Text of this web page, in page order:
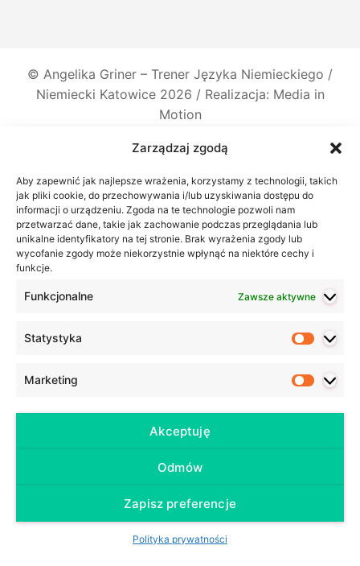
Zarządzaj zgodą
Aby zapewnić jak najlepsze wrażenia, korzystamy z technologii, takich
jak pliki cookie, do przechowywania i/lub uzyskiwania dostępu do
informacji o urządzeniu. Zgoda na te technologie pozwoli nam
przetwarzać dane, takie jak zachowanie podczas przeglądania lub
unikalne identyfikatory na tej stronie. Brak wyrażenia zgody lub
wycofanie zgody może niekorzystnie wpłynąć na niektóre cechy i
funkcje.
Funkcjonalne Zawsze aktywne
Statystyka
Marketing
Akceptuję
Odmów
Zapisz preferencje
Polityka prywatności
© Angelika Griner – Trener Języka Niemieckiego /
Niemiecki Katowice2026 / Realizacja: Media in
Motion